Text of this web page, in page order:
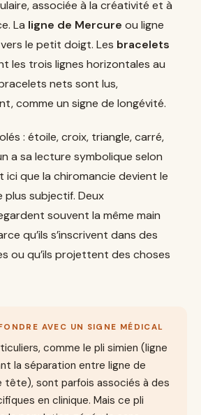
associée à la créativité et à
La ligne de Mercure ou ligne
le petit doigt. Les bracelets
les trois lignes horizontales au
nets sont lus,
comme un signe de longévité.
: étoile, croix, triangle, carré,
a sa lecture symbolique selon
ici que la chiromancie devient le
subjectif. Deux
souvent la même main
qu’ils s’inscrivent dans des
ou qu’ils projettent des choses
AVEC UN SIGNE MÉDICAL
comme le pli simien (ligne
la séparation entre ligne de
sont parfois associés à des
en clinique. Mais ce pli